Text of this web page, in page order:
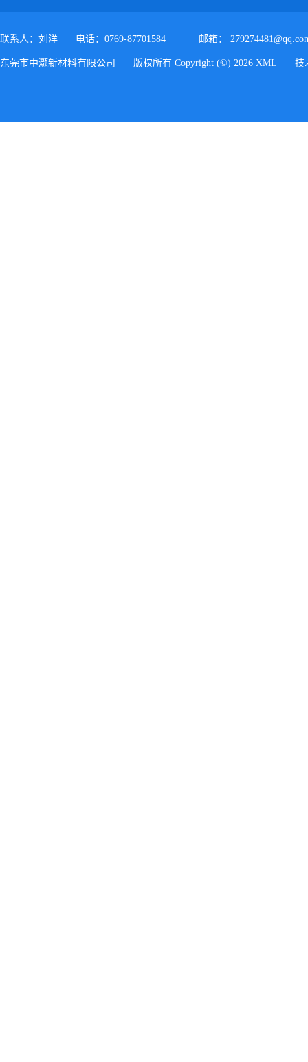
联系人：刘洋 电话：0769-87701584 邮箱：
东莞市中灏新材料有限公司 版权所有 Copyright (©) 2026 XML 技